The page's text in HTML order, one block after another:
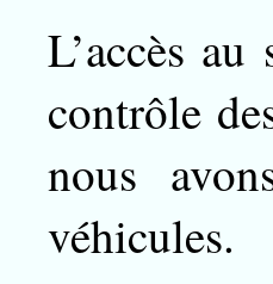
L’accès
contrôle
nous
véhicules.